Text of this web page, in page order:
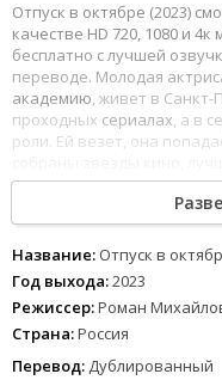
Отпуск в октябре (2023)
качестве HD 720, 1080 и
бесплатно с лучшей
переводе. Молодая
академию, живет в Санкт-
проходных сериалах, а в
роли. Ей везет, она
12345 678
Название: Отпуск в
Год выхода:2023
Режиссер:Роман
Страна:Россия
Перевод: Дублированный